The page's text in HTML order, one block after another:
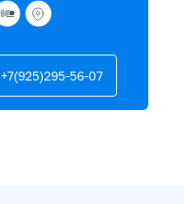
+7(925)295-56-07